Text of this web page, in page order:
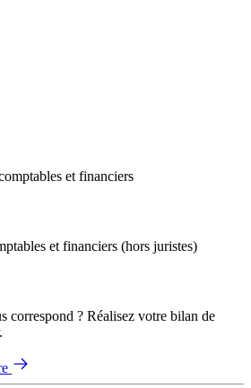
et financiers
et financiers (hors juristes)
correspond ? Réalisez votre bilan de